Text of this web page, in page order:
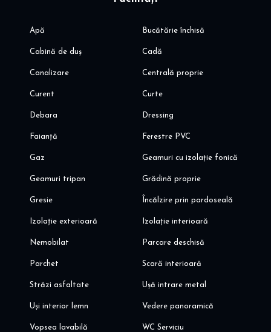
Apă Bucătărie închisă
Cabină de duș Cadă
Canalizare Centrală proprie
Curent Curte
Debara Dressing
Faianță Ferestre PVC
Gaz Geamuri cu izolație fonică
Geamuri tripan Grădină proprie
Gresie Încălzire prin pardoseală
Izolație exterioară Izolație interioară
Nemobilat Parcare deschisă
Parchet Scară interioară
Străzi asfaltate Ușă intrare metal
Uși interior lemn Vedere panoramică
Vopsea lavabilă WC Serviciu